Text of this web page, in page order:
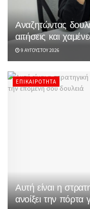
Αναζητώντας
αιτήσεις και
9 ΑΥΓΟΎΣΤΟΥ 2026
ΕΠΙΚΑΙΡΌΤΗΤΑ
Αυτή είναι η
ανοίξει την πόρτα